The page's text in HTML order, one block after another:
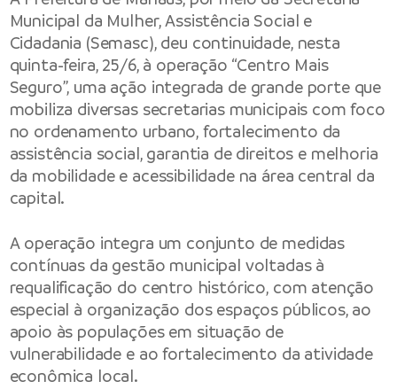
Municipal da Mulher, Assistência Social e
Cidadania (Semasc), deu continuidade, nesta
quinta-feira, 25/6, à operação “Centro Mais
Seguro”, uma ação integrada de grande porte que
mobiliza diversas secretarias municipais com foco
no ordenamento urbano, fortalecimento da
assistência social, garantia de direitos e melhoria
da mobilidade e acessibilidade na área central da
capital.
A operação integra um conjunto de medidas
contínuas da gestão municipal voltadas à
requalificação do centro histórico, com atenção
especial à organização dos espaços públicos, ao
apoio às populações em situação de
vulnerabilidade e ao fortalecimento da atividade
econômica local.